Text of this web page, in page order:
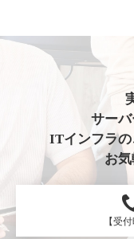
サー
ITインフラの
お
【受